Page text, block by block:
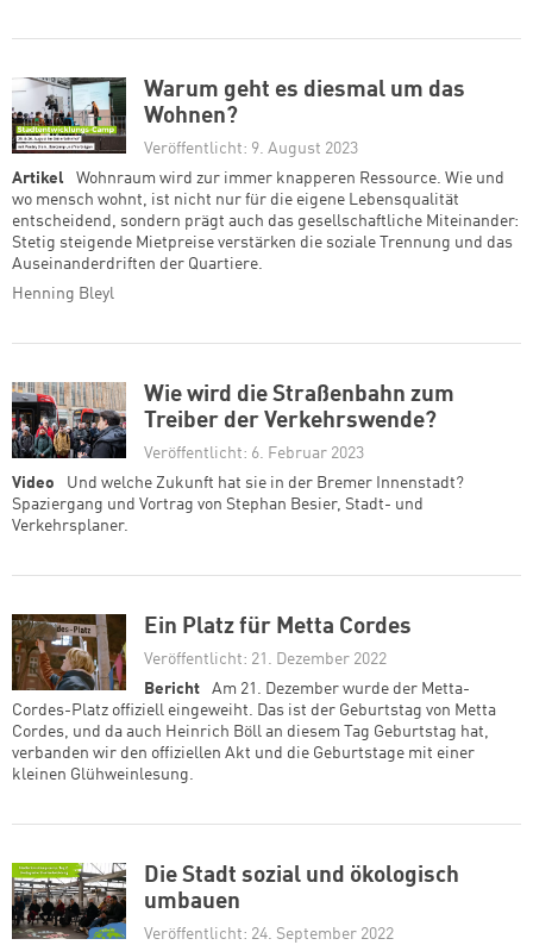
Warum geht es diesmal um das
Wohnen?
Veröffentlicht: 9. August 2023
Artikel
Wohnraum wird zur immer knapperen Ressource. Wie und
wo mensch wohnt, ist nicht nur für die eigene Lebensqualität
entscheidend, sondern prägt auch das gesellschaftliche Miteinander:
Stetig steigende Mietpreise verstärken die soziale Trennung und das
Auseinanderdriften der Quartiere.
Henning Bleyl
Wie wird die Straßenbahn zum
Treiber der Verkehrswende?
Veröffentlicht: 6. Februar 2023
Video
Und welche Zukunft hat sie in der Bremer Innenstadt?
Spaziergang und Vortrag von Stephan Besier, Stadt- und
Verkehrsplaner.
Ein Platz für Metta Cordes
Veröffentlicht: 21. Dezember 2022
Bericht
Am 21. Dezember wurde der Metta-
Cordes-Platz offiziell eingeweiht. Das ist der Geburtstag von Metta
Cordes, und da auch Heinrich Böll an diesem Tag Geburtstag hat,
verbanden wir den offiziellen Akt und die Geburtstage mit einer
kleinen Glühweinlesung.
Die Stadt sozial und ökologisch
umbauen
Veröffentlicht: 24. September 2022